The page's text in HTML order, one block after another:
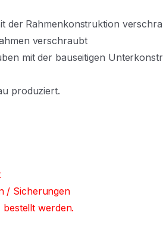
der Rahmenkonstruktion
verschraubt
mit der bauseitigen
produziert.
/ Sicherungen
werden.